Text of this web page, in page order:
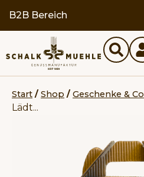
springen
B2B Bereich
Start / Shop / Geschenke & Co
Lädt...